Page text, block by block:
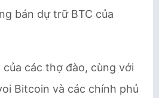
bán dự trữ BTC của
các thợ đào, cùng với
Bitcoin và các chính phủ